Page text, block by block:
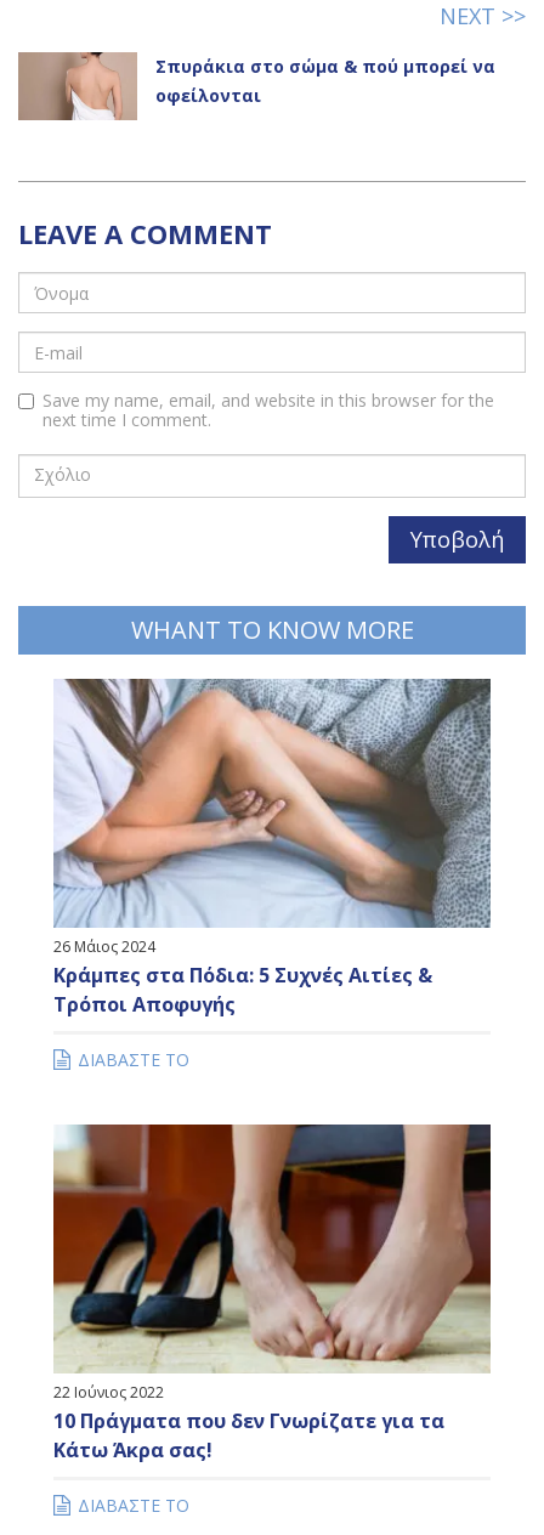
NEXT >>
Σπυράκια στο σώμα & πού μπορεί να
οφείλονται
LEAVE A COMMENT
Save my name, email, and website in this browser for the
next time I comment.
WHANT TO KNOW MORE
26 Μάιος 2024
Κράμπες στα Πόδια: 5 Συχνές Αιτίες &
Τρόποι Αποφυγής
ΔΙΑΒΑΣΤΕ ΤΟ
22 Ιούνιος 2022
10 Πράγματα που δεν Γνωρίζατε για τα
Κάτω Άκρα σας!
ΔΙΑΒΑΣΤΕ ΤΟ